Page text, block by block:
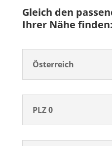
Gleich den
Ihrer Nähe finden:
Österreich
PLZ 0